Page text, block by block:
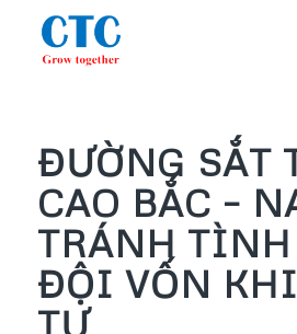
ĐƯỜNG SẮT
CAO BẮC –
TRÁNH TÌNH
ĐỘI VỐN
TƯ